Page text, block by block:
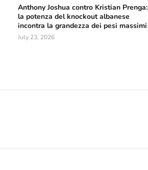
Anthony Joshua contro Kristian Prenga:
la potenza del knockout albanese
incontra la grandezza dei pesi massimi
July 23, 2026